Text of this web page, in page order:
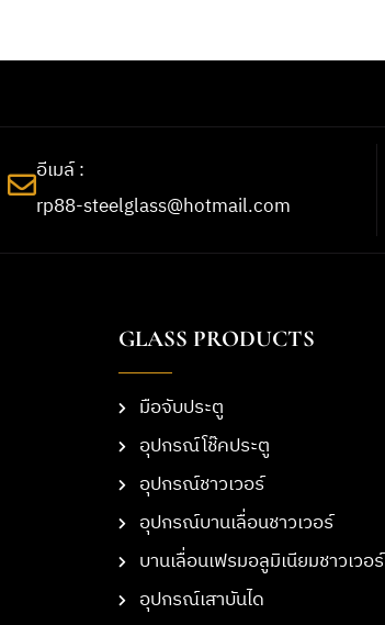
อีเมล์ :
rp88-steelglass@hotmail.com
GLASS PRODUCTS
มือจับประตู
อุปกรณ์โช๊คประตู
อุปกรณ์ชาวเวอร์
อุปกรณ์บานเลื่อนชาวเวอร์
บานเลื่อนเฟรมอลูมิเนียมชาวเวอร์
อุปกรณ์เสาบันได